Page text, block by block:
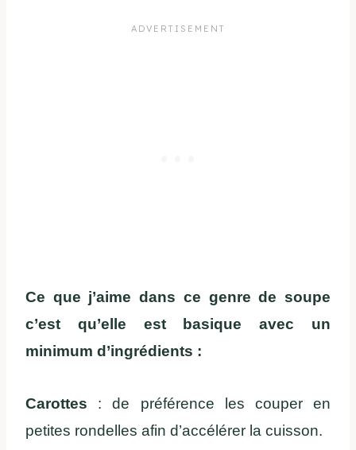
Ce que j’aime dans ce genre de soupe
c’est qu’elle est basique avec un
minimum d’ingrédients :
Carottes : de préférence les couper en
petites rondelles afin d’accélérer la cuisson.